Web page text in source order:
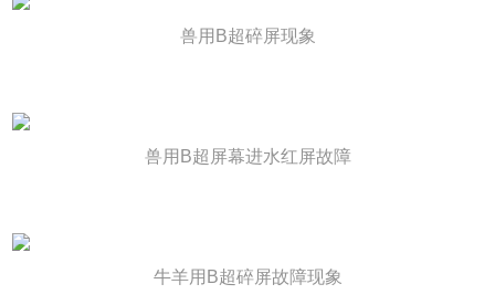
兽用B超碎屏现象
兽用B超屏幕进水红屏故障
牛羊用B超碎屏故障现象